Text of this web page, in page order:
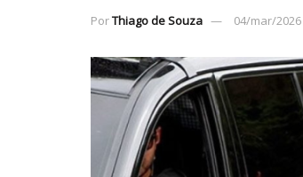
PorThiago de Souza 04/mar/2026